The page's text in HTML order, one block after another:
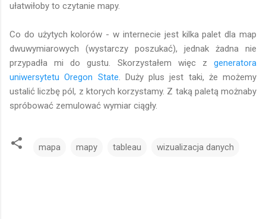
ułatwiłoby to czytanie mapy.
Co do użytych kolorów - w internecie jest kilka palet dla map
dwuwymiarowych (wystarczy poszukać), jednak żadna nie
przypadła mi do gustu. Skorzystałem więc z generatora
uniwersytetu Oregon State. Duży plus jest taki, że możemy
ustalić liczbę pól, z ktorych korzystamy. Z taką paletą możnaby
spróbować zemulować wymiar ciągły.
mapa mapy tableau wizualizacja danych